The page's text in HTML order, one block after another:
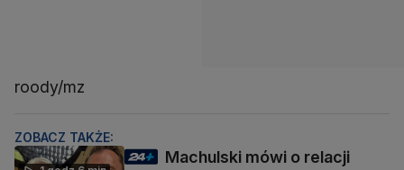
roody/mz
ZOBACZ TAKŻE:
Machulski mówi o relacji